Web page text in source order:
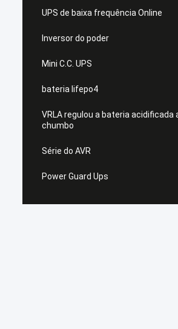
UPS de baixa frequência Online
Inversor do poder
Mini C.C. UPS
bateria lifepo4
VRLA regulou a bateria acidificada
chumbo
Série do AVR
Power Guard Ups